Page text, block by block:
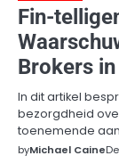
Fin-
Brokers
In dit artikel
bezorgdheid
toenemende
byMichael Caine